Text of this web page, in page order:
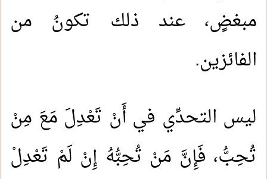
مبغضٍ، عند ذلك تكونُ من
الفائزين.
ليس التحدِّي في أَنْ تَعْدِلَ مَعَ مِنْ
تُحِبُّ، فَإِنَّ مَنْ تُحِبُّهُ إِنْ لَمْ تَعْدِلْ